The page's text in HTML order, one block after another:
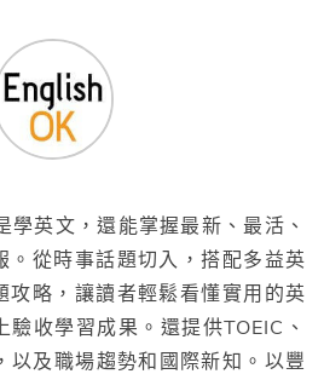
學英文，還能掌握最新、最活、
。從時事話題切入，搭配多益英
攻略，讓讀者輕鬆看懂實用的英
收學習成果。還提供TOEIC、
以及職場趨勢和國際新知。以豐